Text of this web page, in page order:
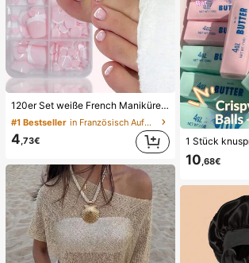
120er Set weiße French Maniküre & Pediküre, mittelgroße quadratische Press-On Nägel, modisches minimalistisches Design, vorgeklebte Nagelsticker, glänzender reiner French-Stil, geeignet für den täglichen Gebrauch von Frauen, inklusive Aufbewahrungsbox, Clean Girl Ästhetik
#1 Bestseller in Französisch Aufdrücken der Nägel
4,73€
10,68€